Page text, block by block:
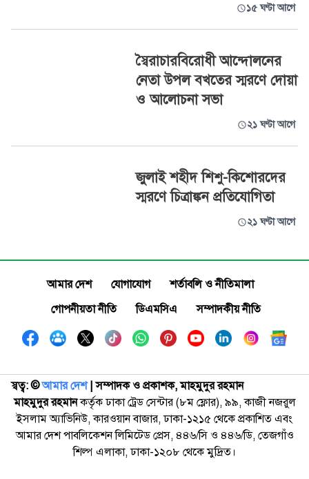
১৫ ঘণ্টা আগে
স্বৈরাচারবিরোধী আন্দোলনের
নেতা উপল বখতের স্মরণে দোয়া
ও আলোচনা সভা
২১ ঘণ্টা আগে
জুলাই শহীদ শিশু-কিশোরদের
স্মরণে চিত্রাঙ্কন প্রতিযোগিতা
২১ ঘণ্টা আগে
আমার দেশ যোগাযোগ
শর্তাবলি ও নীতিমালা
গোপনীয়তা নীতি
ডিএমসিএ সম্পাদকীয় নীতি
স্বত্ব: ©️আমার দেশ| সম্পাদক ও প্রকাশক, মাহমুদুর রহমান
মাহমুদুর রহমানকর্তৃক ঢাকা ট্রেড সেন্টার (৮ম ফ্লোর), ৯৯, কাজী নজরুল
ইসলাম অ্যাভিনিউ, কারওয়ান বাজার, ঢাকা-১২১৫ থেকে প্রকাশিত এবং
আমার দেশ পাবলিকেশন লিমিটেড প্রেস, ৪৪৬/সি ও ৪৪৬/ডি, তেজগাঁও
শিল্প এলাকা, ঢাকা-১২০৮ থেকে মুদ্রিত।